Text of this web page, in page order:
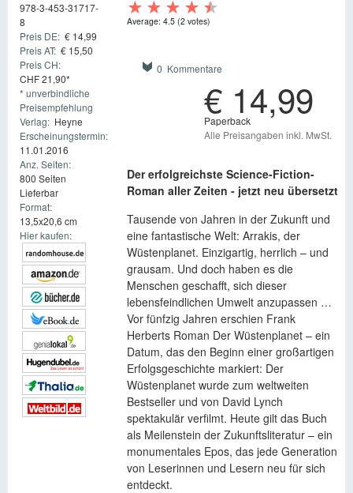
978-3-453-31717-
8
Preis DE: € 14,99
Preis AT: € 15,50
Preis CH:
CHF 21,90*
* unverbindliche
Preisempfehlung
Verlag: Heyne
Erscheinungstermin:
11.01.2016
Anz. Seiten:
800 Seiten
Lieferbar
Format:
13,5x20,6 cm
Hier kaufen:
Average: 4.5 (2votes)
0 Kommentare
€ 14,99
Paperback
Alle Preisangaben inkl. MwSt.
Der erfolgreichste Science-Fiction-
Roman aller Zeiten - jetzt neu übersetzt
Tausende von Jahren in der Zukunft und
eine fantastische Welt: Arrakis, der
Wüstenplanet. Einzigartig, herrlich – und
grausam. Und doch haben es die
Menschen geschafft, sich dieser
lebensfeindlichen Umwelt anzupassen …
Vor fünfzig Jahren erschien Frank
Herberts Roman Der Wüstenplanet – ein
Datum, das den Beginn einer großartigen
Erfolgsgeschichte markiert: Der
Wüstenplanet wurde zum weltweiten
Bestseller und von David Lynch
spektakulär verfilmt. Heute gilt das Buch
als Meilenstein der Zukunftsliteratur – ein
monumentales Epos, das jede Generation
von Leserinnen und Lesern neu für sich
entdeckt.